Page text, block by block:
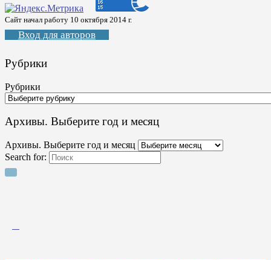
Сайт начал работу 10 октября 2014 г.
Вход для авторов
Рубрики
Рубрики
Архивы. Выберите год и месяц
Архивы. Выберите год и месяц
Search for: